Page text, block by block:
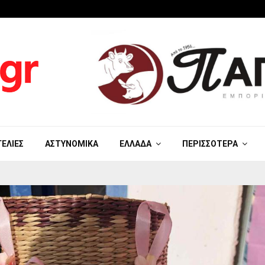
ΑΣΤΥΝΟΜΙΚΆ ΕΛΛΆΔΑ ΠΕΡΙΣΣΌΤΕΡΑ